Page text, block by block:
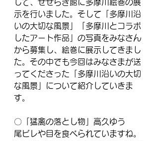
して、せせらぎ館に多摩川絵巻の展
示を行いました。そして「多摩川沿
いの大切な風景」「多摩川とコラボ
したアート作品」の写真をみなさん
から募集し、絵巻に展示してきまし
た。その中でも今回はみなさまが送
ってくださった「多摩川沿いの大切
な風景」について紹介していきま
す。
〇「猛禽の落とし物」高久ゆう
尾ビレや目を食べられていますね。